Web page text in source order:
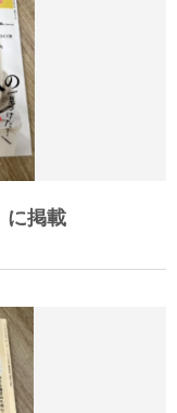
に掲載